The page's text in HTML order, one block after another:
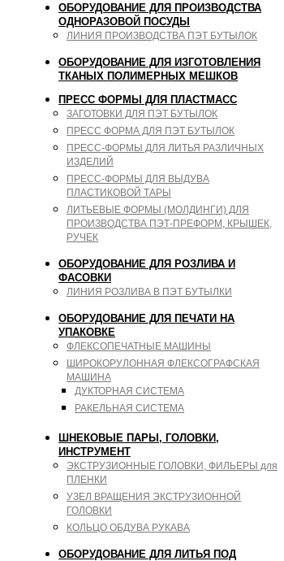
ОБОРУДОВАНИЕ ДЛЯ ПРОИЗВОДСТВА
ОДНОРАЗОВОЙ ПОСУДЫ
ЛИНИЯ ПРОИЗВОДСТВА ПЭТ БУТЫЛОК
ОБОРУДОВАНИЕ ДЛЯ ИЗГОТОВЛЕНИЯ
ТКАНЫХ ПОЛИМЕРНЫХ МЕШКОВ
ПРЕСС ФОРМЫ ДЛЯ ПЛАСТМАСС
ЗАГОТОВКИ ДЛЯ ПЭТ БУТЫЛОК
ПРЕСС ФОРМА ДЛЯ ПЭТ БУТЫЛОК
ПРЕСС-ФОРМЫ ДЛЯ ЛИТЬЯ РАЗЛИЧНЫХ
ИЗДЕЛИЙ
ПРЕСС-ФОРМЫ ДЛЯ ВЫДУВА
ПЛАСТИКОВОЙ ТАРЫ
ЛИТЬЕВЫЕ ФОРМЫ (МОЛДИНГИ) ДЛЯ
ПРОИЗВОДСТВА ПЭТ-ПРЕФОРМ, КРЫШЕК,
РУЧЕК
ОБОРУДОВАНИЕ ДЛЯ РОЗЛИВА И
ФАСОВКИ
ЛИНИЯ РОЗЛИВА В ПЭТ БУТЫЛКИ
ОБОРУДОВАНИЕ ДЛЯ ПЕЧАТИ НА
УПАКОВКЕ
ФЛЕКСОПЕЧАТНЫЕ МАШИНЫ
ШИРОКОРУЛОННАЯ ФЛЕКСОГРАФСКАЯ
МАШИНА
ДУКТОРНАЯ СИСТЕМА
РАКЕЛЬНАЯ СИСТЕМА
ШНЕКОВЫЕ ПАРЫ, ГОЛОВКИ,
ИНСТРУМЕНТ
ЭКСТРУЗИОННЫЕ ГОЛОВКИ, ФИЛЬЕРЫ для
ПЛЕНКИ
УЗЕЛ ВРАЩЕНИЯ ЭКСТРУЗИОННОЙ
ГОЛОВКИ
КОЛЬЦО ОБДУВА РУКАВА
ОБОРУДОВАНИЕ ДЛЯ ЛИТЬЯ ПОД